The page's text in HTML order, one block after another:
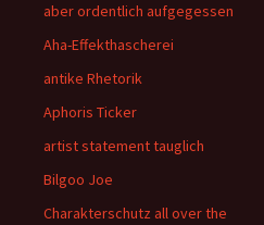
aber ordentlich aufgegessen
Aha-Effekthascherei
antike Rhetorik
Aphoris Ticker
artist statement tauglich
Bilgoo Joe
Charakterschutz all over the